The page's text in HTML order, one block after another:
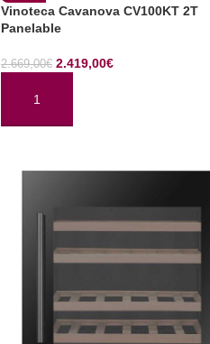
Vinoteca Cavanova CV100KT 2T
Panelable
2.669,00€ 2.419,00€
AÑADIR AL CARRITO